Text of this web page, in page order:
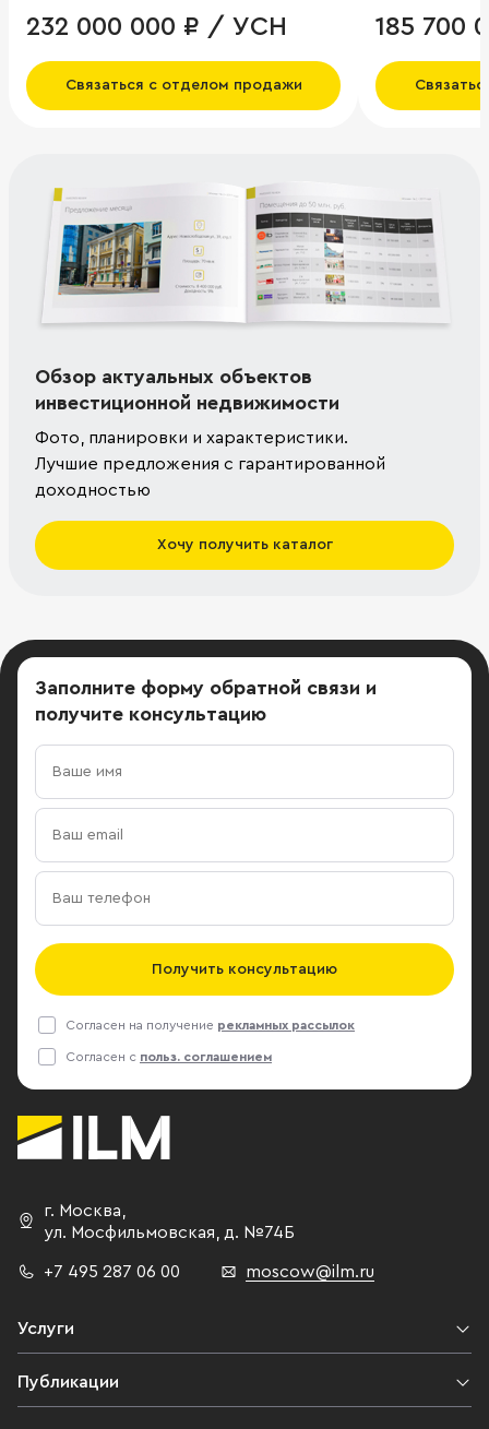
232 000 000 ₽ / УСН
Связаться с отделом продажи
185 700
Обзор актуальных объектов
инвестиционной недвижимости
Фото, планировки и характеристики.
Лучшие предложения с гарантированной
доходностью
Хочу получить каталог
Заполните форму обратной связи и
получите консультацию
Получить консультацию
Согласен на получение рекламных рассылок
Согласен с польз. соглашением
г. Москва,
ул. Мосфильмовская, д. №74Б
+7 495 287 06 00 moscow@ilm.ru
Услуги
Публикации